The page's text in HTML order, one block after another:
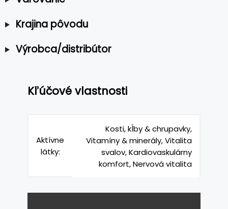
Krajina pôvodu
Výrobca/distribútor
Kľúčové vlastnosti
Aktívne
látky:
Kosti, kĺby & chrupavky,
Vitamíny & minerály, Vitalita
svalov, Kardiovaskulárny
komfort, Nervová vitalita